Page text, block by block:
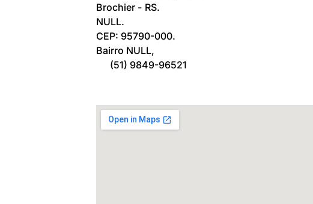
Brochier - RS.
NULL.
CEP: 95790-000.
Bairro NULL,
(51) 9849-96521